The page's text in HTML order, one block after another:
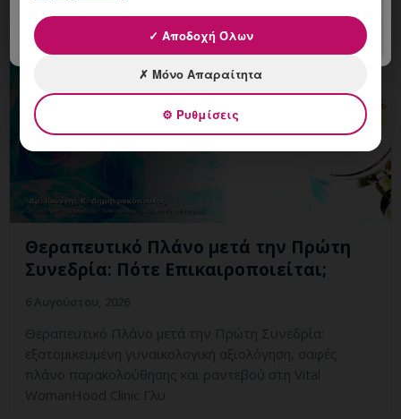
Θεραπευτικό Πλάνο μετά την Πρώτη
Συνεδρία: Πότε Επικαιροποιείται;
Θεραπευτικό Πλάνο μετά την Πρώτη Συνεδρία:
εξατομικευμένη γυναικολογική αξιολόγηση, σαφές
πλάνο παρακολούθησης και ραντεβού στη Vital
WomanHood Clinic Γλυ
✓ Αποδοχή Όλων
✗ Μόνο Απαραίτητα
⚙ Ρυθμίσεις